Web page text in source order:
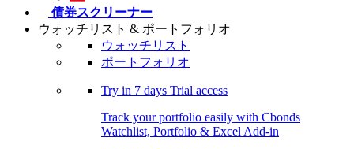
債券スクリーナー
ウォッチリスト & ポートフォリオ
ウォッチリスト
ポートフォリオ
Try in 7 days Trial access
Track your portfolio easily with Cbonds
Watchlist, Portfolio & Excel Add-in